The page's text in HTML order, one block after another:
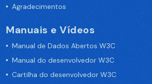
Agradecimentos
Manuais e Vídeos
Manual de Dados Abertos W3C
Manual do desenvolvedor W3C
Cartilha do desenvolvedor W3C